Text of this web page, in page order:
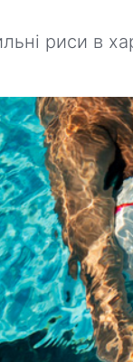
риси в